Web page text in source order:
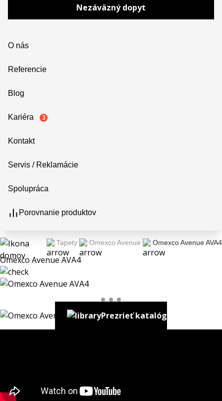
Nezáväzný dopyt
O nás
Referencie
Blog
Kariéra 3
Kontakt
Servis / Reklamácie
Spolupráca
Porovnanie produktov
Tapety Omexco Avenue Omexco Avenue AVA4
Omexco Avenue AVA4
Prezrieť katalóg